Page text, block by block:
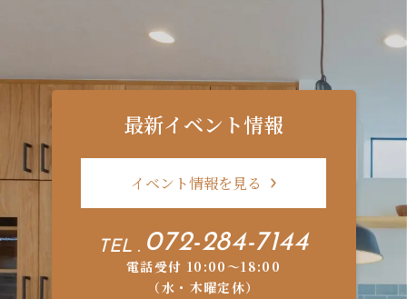
最新イベント情報
イベント情報を見る
TEL . 072-284-7144
電話受付 10:00〜18:00
（水・木曜定休）